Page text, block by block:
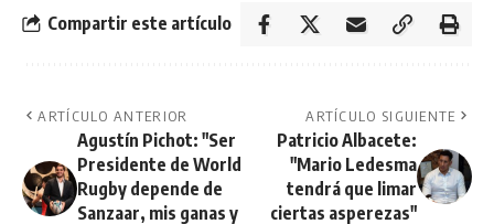
Compartir este artículo
ARTÍCULO ANTERIOR
Agustín Pichot: "Ser
Presidente de World
Rugby depende de
Sanzaar, mis ganas y
ARTÍCULO SIGUIENTE
Patricio Albacete:
"Mario Ledesma
tendrá que limar
ciertas asperezas"